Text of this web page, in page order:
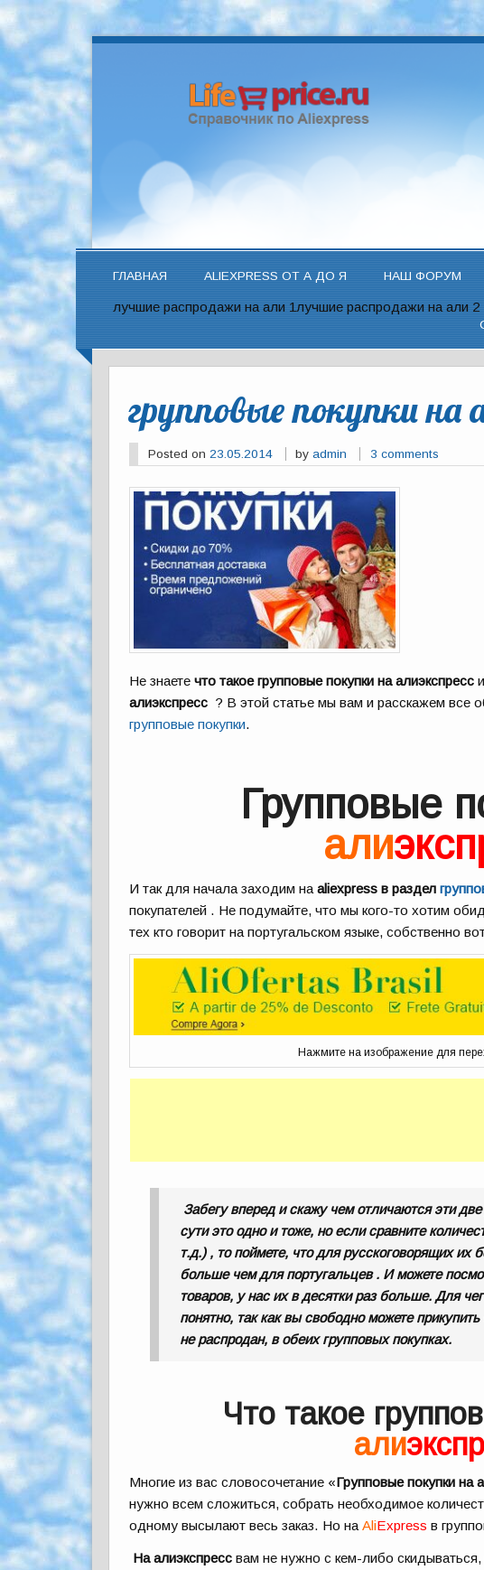
ГЛАВНАЯ ALIEXPRESS ОТ А ДО Я НАШ ФОРУМ
лучшие распродажи на али 1лучшие распродажи на али 2
групповые покупки на
Posted on 23.05.2014 byadmin 3 comments
Не знаетечто такое групповые покупки на алиэкспресс
алиэкспресс ? В этой статье мы вам и расскажем все
групповые покупки.
Групповые
али
И так для начала заходим наaliexpress в раздел
покупателей . Не подумайте, что мы кого-то хотим
тех кто говорит на португальском языке, собственно
Нажмите на изображение для
Забегу вперед и скажу чем отличаются эти
сути это одно и тоже, но если сравните
т.д.) , то поймете, что для русскоговорящих их
больше чем для португальцев . И можете
товаров, у нас их в десятки раз больше. Для
понятно, так как вы свободно можете
не распродан, в обеих групповых покупках.
Что такое
али
Многие из вас словосочетание «Групповые покупки на
нужно всем сложиться, собрать необходимое
одному высылают весь заказ. Но наAliExpress в
На алиэкспресс вам не нужно с кем-либо